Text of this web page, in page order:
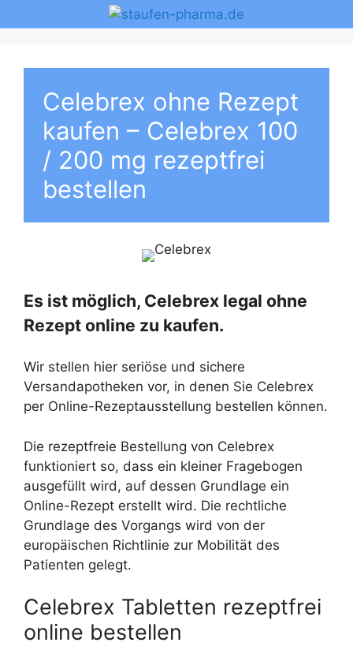
Inhalt
Celebrex ohne Rezept
kaufen – Celebrex 100
/ 200 mg rezeptfrei
bestellen
Es ist möglich, Celebrex legal ohne
Rezept online zu kaufen.
Wir stellen hier seriöse und sichere
Versandapotheken vor, in denen Sie Celebrex
per Online-Rezeptausstellung bestellen können.
Die rezeptfreie Bestellung von Celebrex
funktioniert so, dass ein kleiner Fragebogen
ausgefüllt wird, auf dessen Grundlage ein
Online-Rezept erstellt wird. Die rechtliche
Grundlage des Vorgangs wird von der
europäischen Richtlinie zur Mobilität des
Patienten gelegt.
Celebrex Tabletten rezeptfrei
online bestellen